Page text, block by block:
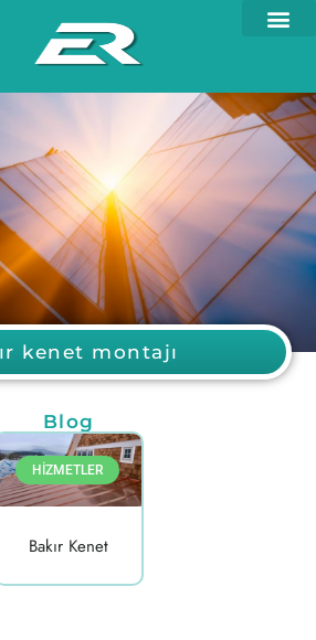
kenet montajı
Blog
HİZMETLER
Bakır Kenet